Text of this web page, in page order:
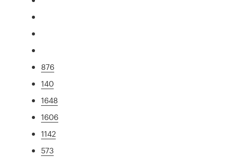
876
140
1648
1606
1142
573